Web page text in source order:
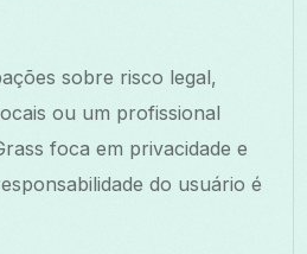
sobre risco legal,
ou um profissional
foca em privacidade e
do usuário é